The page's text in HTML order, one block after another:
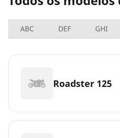
ABC DEF GHI
Roadster 125